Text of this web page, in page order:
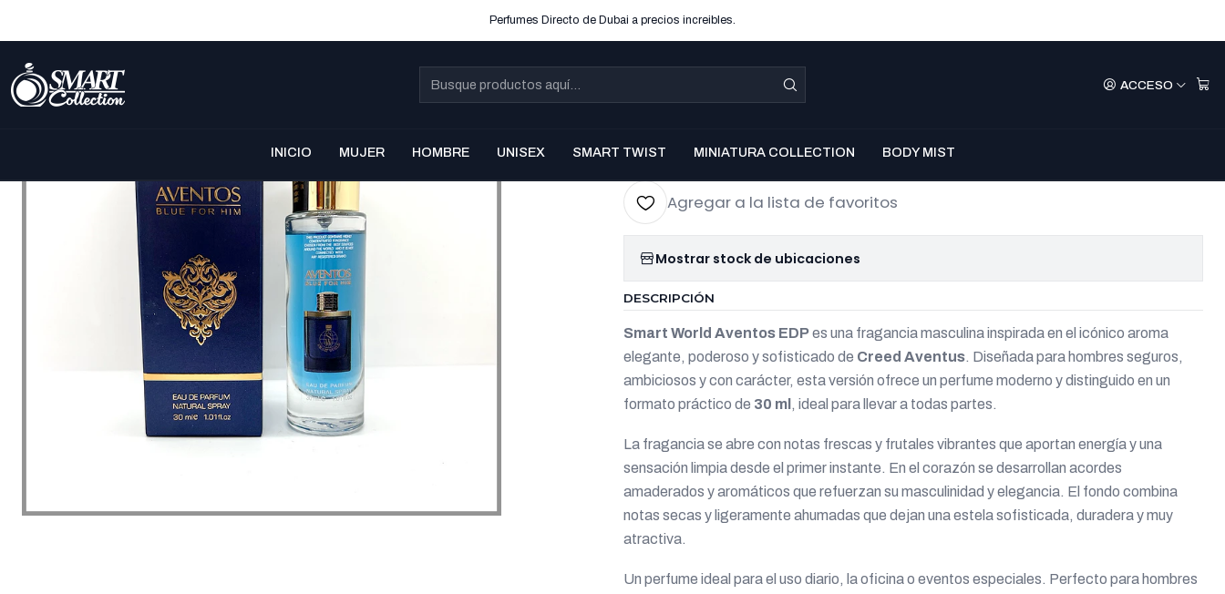
ACCESO
INICIO MUJER HOMBRE UNISEX SMART TWIST MINIATURA COLLECTION BODY MIST
Perfumes Directo de Dubai a precios increibles.
|
Smart World Aventos EDP 30
ml
Cantidad
Comprar Ahora
Agregar a la lista de favoritos
Mostrar stock de ubicaciones
DESCRIPCIÓN
Smart World Aventos EDPes una fragancia masculina inspirada en el icónico aroma
elegante, poderoso y sofisticado de Creed Aventus. Diseñada para hombres seguros,
ambiciosos y con carácter, esta versión ofrece un perfume moderno y distinguido en un
formato práctico de 30 ml , ideal para llevar a todas partes.
La fragancia se abre con notas frescas y frutales vibrantes que aportan energía y una
sensación limpia desde el primer instante. En el corazón se desarrollan acordes
amaderados y aromáticos que refuerzan su masculinidad y elegancia. El fondo combina
notas secas y ligeramente ahumadas que dejan una estela sofisticada, duradera y muy
atractiva.
Un perfume ideal para el uso diario, la oficina o eventos especiales. Perfecto para hombres